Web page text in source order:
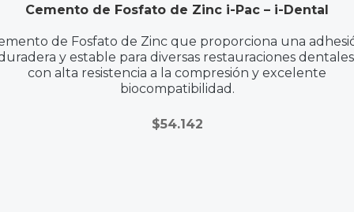
Cemento de Fosfato de Zinc i-Pac – i-Dental
de Fosfato de Zinc que proporciona una
y estable para diversas restauraciones
con alta resistencia a la compresión y excelente
biocompatibilidad.
$54.142